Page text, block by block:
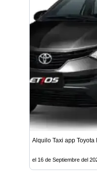
Alquilo Taxi app Toyota
el 16 de Septiembre del